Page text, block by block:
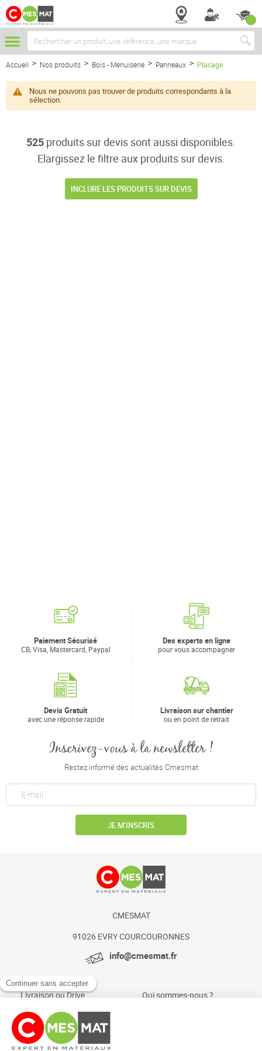
Chercher
Accueil Nos produits Bois - Menuiserie Panneaux Placage
Nous ne pouvons pas trouver de produits correspondants à la
sélection.
525 produits sur devis sont aussi disponibles.
Elargissez le filtre aux produits sur devis.
INCLURE LES PRODUITS SUR DEVIS
Paiement Sécurisé
CB, Visa, Mastercard, Paypal
Des experts en ligne
pour vous accompagner
Devis Gratuit
avec une réponse rapide
Livraison sur chantier
ou en point de retrait
Inscrivez-vous à la newsletter !
Restez informé des actualités Cmesmat
JE M’INSCRIS
CMESMAT
91026 EVRY COURCOURONNES
info@cmesmat.fr
Livraison ou Drive
Paiement sécurisé
Foire aux questions
Qui sommes-nous ?